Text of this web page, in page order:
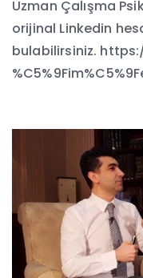
Uzman Çalışma
orijinal Linkedin
bulabilirsiniz.